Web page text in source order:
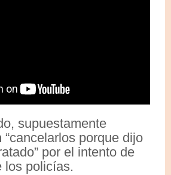
supuestamente
“cancelarlos porque dijo
por el intento de
los policías.